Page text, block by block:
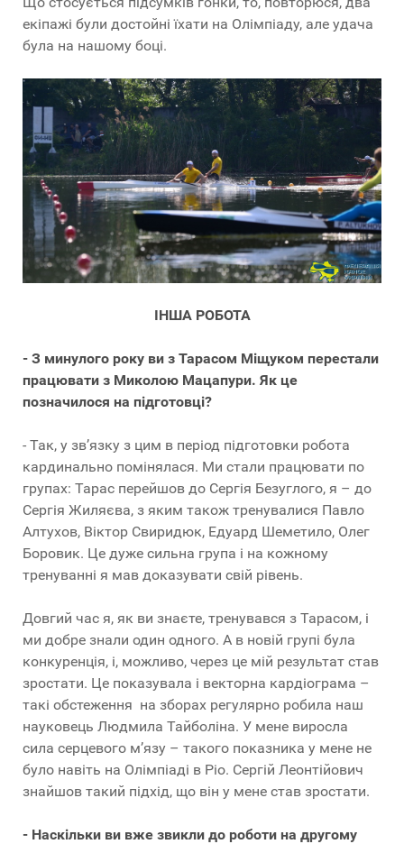
екіпажі були достойні їхати на Олімпіаду, але удача
була на нашому боці.
ІНША РОБОТА
- З минулого року ви з Тарасом Міщуком перестали
працювати з Миколою Мацапури. Як це
позначилося на підготовці?
- Так, у зв’язку з цим в період підготовки робота
кардинально помінялася. Ми стали працювати по
групах: Тарас перейшов до Сергія Безуглого, я – до
Сергія Жиляєва, з яким також тренувалися Павло
Алтухов, Віктор Свиридюк, Едуард Шеметило, Олег
Боровик. Це дуже сильна група і на кожному
тренуванні я мав доказувати свій рівень.
Довгий час я, як ви знаєте, тренувався з Тарасом, і
ми добре знали один одного. А в новій групі була
конкуренція, і, можливо, через це мій результат став
зростати. Це показувала і векторна кардіограма –
такі обстеження на зборах регулярно робила наш
науковець Людмила Тайболіна. У мене виросла
сила серцевого м’язу – такого показника у мене не
було навіть на Олімпіаді в Ріо. Сергій Леонтійович
знайшов такий підхід, що він у мене став зростати.
- Наскільки ви вже звикли до роботи на другому